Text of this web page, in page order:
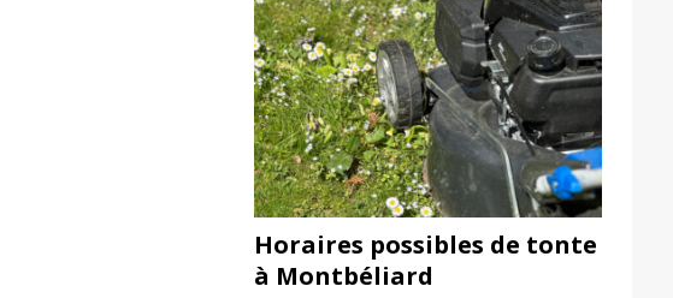
Horaires possibles de tonte
à Montbéliard